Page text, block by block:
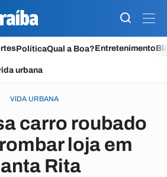
PolíticaQual a Boa?Entretenimento
urbana
VIDA URBANA
carro roubado
loja em
Rita